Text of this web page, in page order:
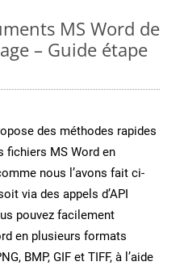
MS Word de
– Guide étape
des méthodes rapides
fichiers MS Word en
nous l’avons fait ci-
via des appels d’API
pouvez facilement
en plusieurs formats
BMP, GIF et TIFF, à l’aide